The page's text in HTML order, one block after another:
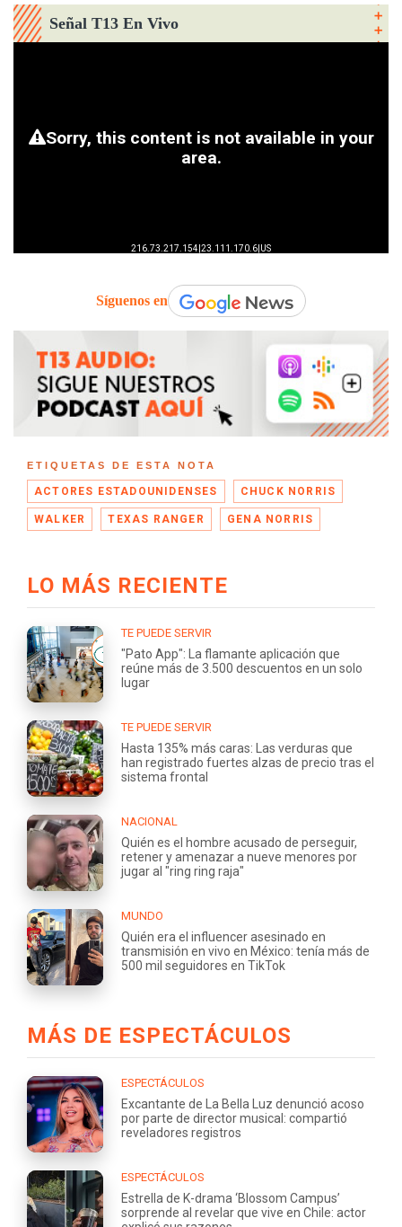
Señal T13 En Vivo
Síguenos en
ETIQUETAS DE ESTA NOTA
ACTORES ESTADOUNIDENSES CHUCK NORRIS
WALKER TEXAS RANGER GENA NORRIS
LO MÁS RECIENTE
TE PUEDE SERVIR
"Pato App": La flamante aplicación que
reúne más de 3.500 descuentos en un solo
lugar
TE PUEDE SERVIR
Hasta 135% más caras: Las verduras que
han registrado fuertes alzas de precio tras el
sistema frontal
NACIONAL
Quién es el hombre acusado de perseguir,
retener y amenazar a nueve menores por
jugar al "ring ring raja"
MUNDO
Quién era el influencer asesinado en
transmisión en vivo en México: tenía más de
500 mil seguidores en TikTok
MÁS DE ESPECTÁCULOS
ESPECTÁCULOS
Excantante de La Bella Luz denunció acoso
por parte de director musical: compartió
reveladores registros
ESPECTÁCULOS
Estrella de K-drama ‘Blossom Campus’
sorprende al revelar que vive en Chile: actor